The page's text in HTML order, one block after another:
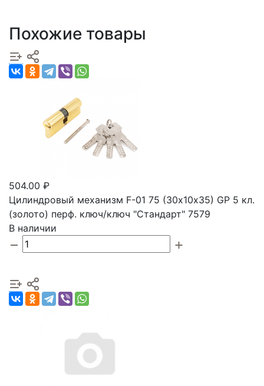
Похожие товары
504.00 ₽
Цилиндровый механизм F-01 75 (30х10х35) GР 5 кл.
(золото) перф. ключ/ключ "Стандарт" 7579
В наличии